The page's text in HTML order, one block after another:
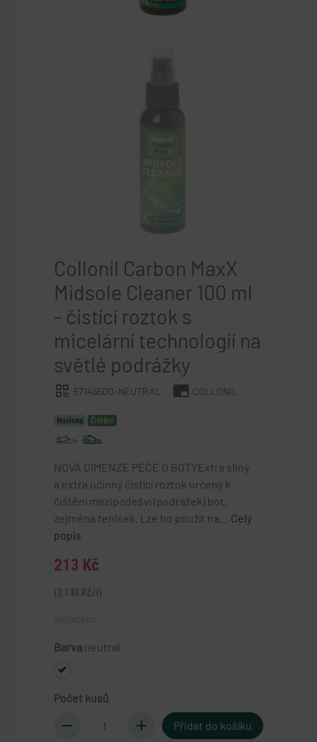
Collonil Carbon MaxX
Midsole Cleaner 100 ml
- čistící roztok s
micelární technologií na
světlé podrážky
qr_code 57146500-NEUTRAL branding_watermark COLLONIL
Novinka Čištění
NOVÁ DIMENZE PÉČE O BOTYExtra silný
a extra účinný čistící roztok určený k
čištění mezipodešví (podrážek) bot,
zejména tenisek. Lze ho použít na… Celý
popis
213 Kč
(2 130 Kč/l)
Barva neutral
Počet kusů
remove add